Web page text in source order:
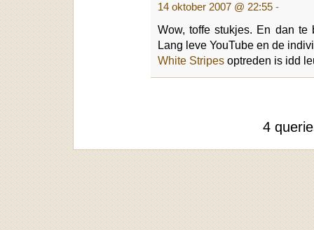
14 oktober 2007 @ 22:55 -
Wow, toffe stukjes. En dan
Lang leve YouTube en de
White Stripes optreden is idd
4